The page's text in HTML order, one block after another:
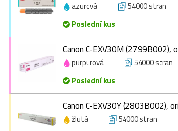
azurová 54000 stran
Poslední kus
Canon C-EXV30M (2799B002),
purpurová 54000 stran
Poslední kus
Canon C-EXV30Y (2803B002),
žlutá 54000 stran